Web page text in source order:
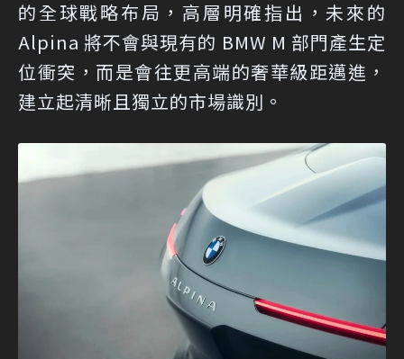
的全球戰略布局，高層明確指出，未來的
Alpina 將不會與現有的 BMW M 部門產生定
位衝突，而是會往更高端的奢華級距邁進，
建立起清晰且獨立的市場識別。